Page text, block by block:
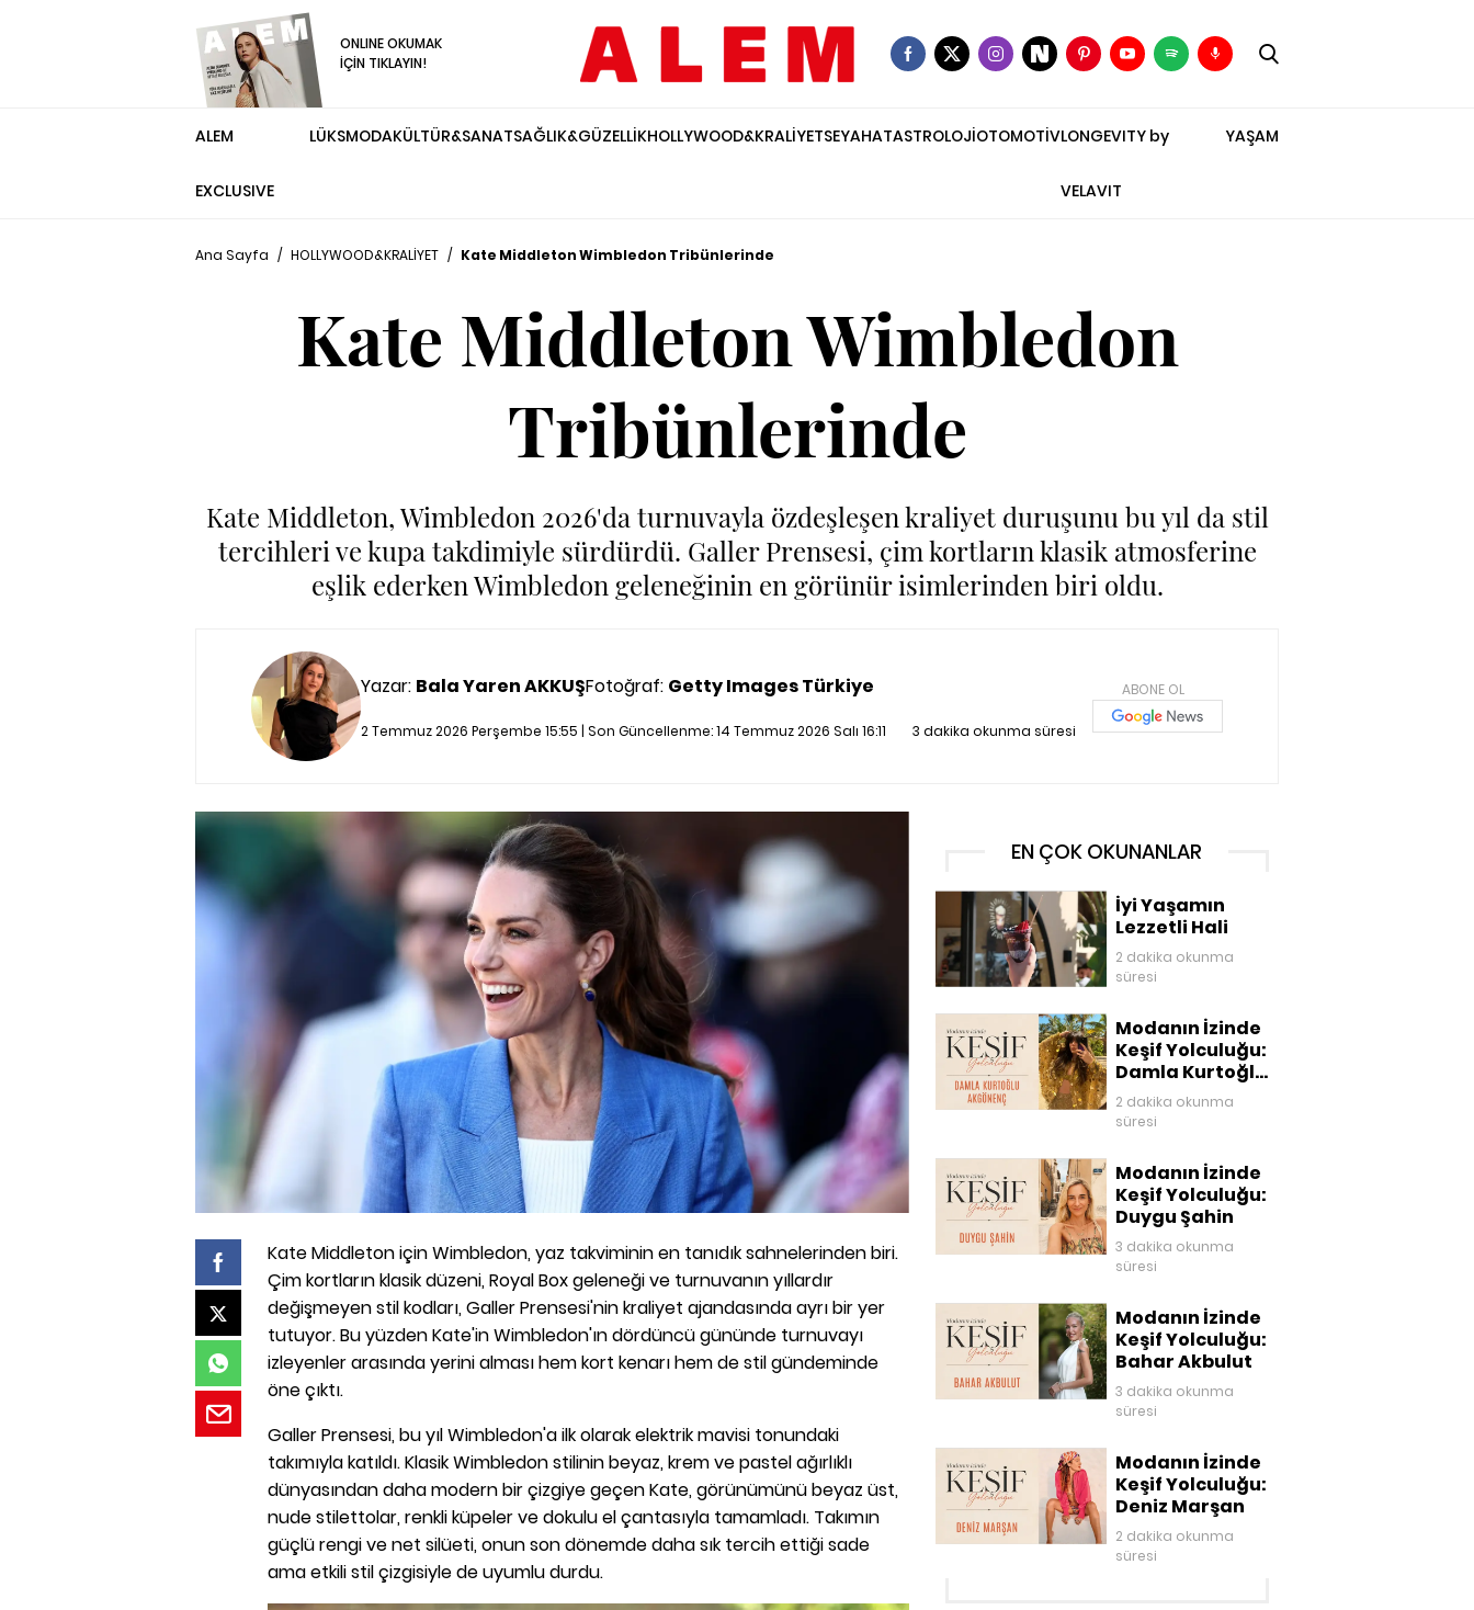
ONLINE OKUMAK
İÇİN TIKLAYIN!
ALEM
EXCLUSIVE
LÜKSMODAKÜLTÜR&SANATSAĞLIK&GÜZELLİKHOLLYWOOD&KRALİYETSEYAHATASTROLOJİOTOMOTİVLONGEVITY by
VELAVIT
YAŞAM
Ana Sayfa / HOLLYWOOD&KRALİYET / Kate Middleton Wimbledon Tribünlerinde
Kate Middleton Wimbledon
Tribünlerinde
Kate Middleton, Wimbledon 2026'da turnuvayla özdeşleşen kraliyet duruşunu bu yıl da stil
tercihleri ve kupa takdimiyle sürdürdü. Galler Prensesi, çim kortların klasik atmosferine
eşlik ederken Wimbledon geleneğinin en görünür isimlerinden biri oldu.
Yazar: Bala Yaren AKKUŞFotoğraf: Getty Images Türkiye
2 Temmuz 2026 Perşembe 15:55 | Son Güncellenme:14 Temmuz 2026 Salı 16:11 3 dakika okunma süresi
ABONE OL
Kate Middleton için Wimbledon, yaz takviminin en tanıdık sahnelerinden biri.
Çim kortların klasik düzeni, Royal Box geleneği ve turnuvanın yıllardır
değişmeyen stil kodları, Galler Prensesi'nin kraliyet ajandasında ayrı bir yer
tutuyor. Bu yüzden Kate'in Wimbledon'ın dördüncü gününde turnuvayı
izleyenler arasında yerini alması hem kort kenarı hem de stil gündeminde
öne çıktı.
Galler Prensesi, bu yıl Wimbledon'a ilk olarak elektrik mavisi tonundaki
takımıyla katıldı. Klasik Wimbledon stilinin beyaz, krem ve pastel ağırlıklı
dünyasından daha modern bir çizgiye geçen Kate, görünümünü beyaz üst,
nude stilettolar, renkli küpeler ve dokulu el çantasıyla tamamladı. Takımın
güçlü rengi ve net silüeti, onun son dönemde daha sık tercih ettiği sade
ama etkili stil çizgisiyle de uyumlu durdu.
EN ÇOK OKUNANLAR
İyi Yaşamın
Lezzetli Hali
2 dakika okunma
süresi
Modanın İzinde
Keşif Yolculuğu:
Damla Kurtoğlu
Akgönenç
2 dakika okunma
süresi
Modanın İzinde
Keşif Yolculuğu:
Duygu Şahin
3 dakika okunma
süresi
Modanın İzinde
Keşif Yolculuğu:
Bahar Akbulut
3 dakika okunma
süresi
Modanın İzinde
Keşif Yolculuğu:
Deniz Marşan
2 dakika okunma
süresi